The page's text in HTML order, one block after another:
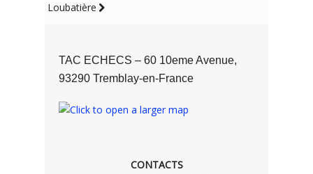
Loubatière
TAC ECHECS – 60 10eme Avenue,
93290 Tremblay-en-France
CONTACTS